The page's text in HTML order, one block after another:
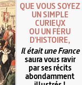
QUE VOUS SOYEZ
UN SIMPLE
CURIEUX
OU UN FÉRU
D'HISTOIRE,
Il était une France
saura vous ravir
par ses récits
abondamment